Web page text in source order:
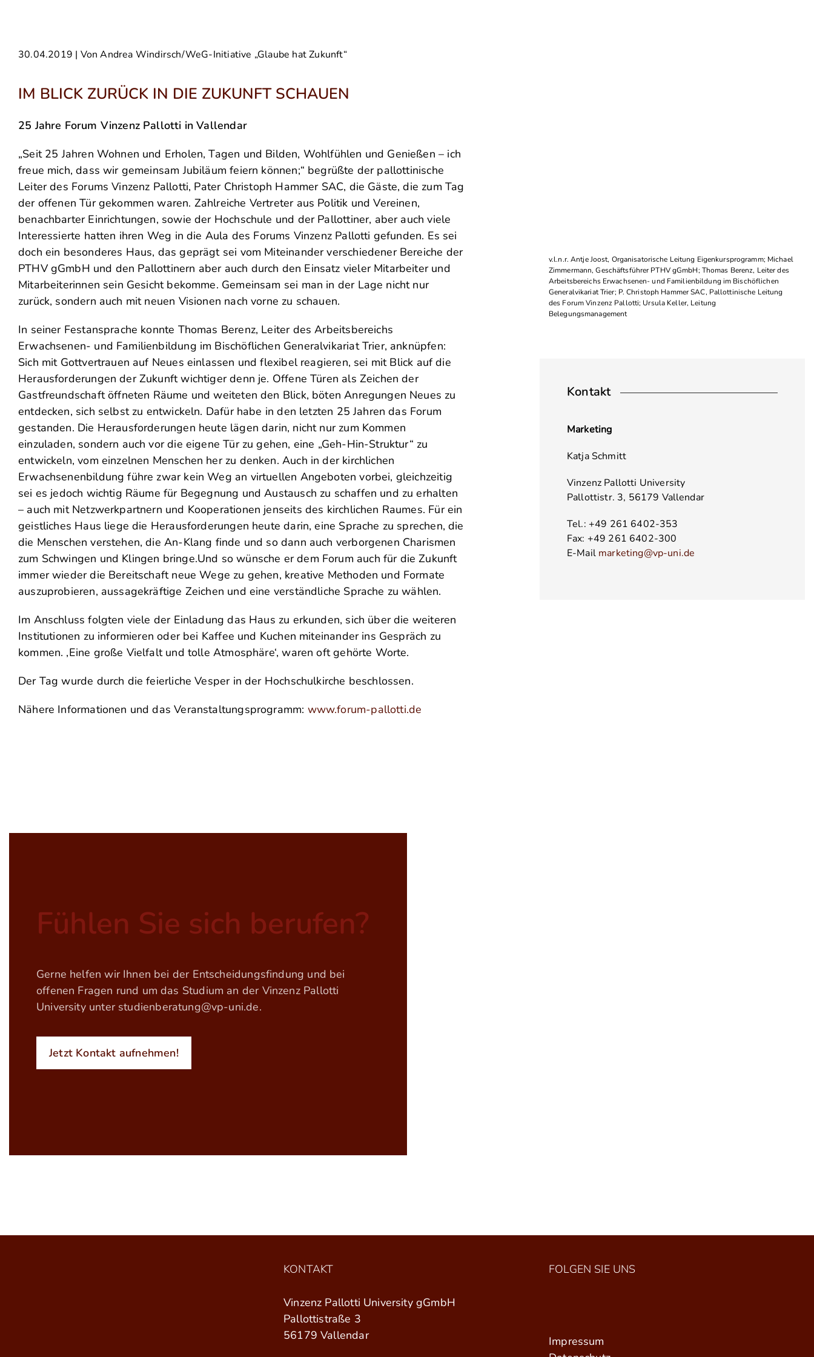
30.04.2019 | Von Andrea Windirsch/WeG-Initiative „Glaube hat Zukunft“
IM BLICK ZURÜCK IN DIE ZUKUNFT SCHAUEN
25 Jahre Forum Vinzenz Pallotti in Vallendar
„Seit 25 Jahren Wohnen und Erholen, Tagen und Bilden, Wohlfühlen und Genießen – ich
freue mich, dass wir gemeinsam Jubiläum feiern können;“ begrüßte der pallottinische
Leiter des Forums Vinzenz Pallotti, Pater Christoph Hammer SAC, die Gäste, die zum Tag
der offenen Tür gekommen waren. Zahlreiche Vertreter aus Politik und Vereinen,
benachbarter Einrichtungen, sowie der Hochschule und der Pallottiner, aber auch viele
Interessierte hatten ihren Weg in die Aula des Forums Vinzenz Pallotti gefunden. Es sei
doch ein besonderes Haus, das geprägt sei vom Miteinander verschiedener Bereiche der
PTHV gGmbH und den Pallottinern aber auch durch den Einsatz vieler Mitarbeiter und
Mitarbeiterinnen sein Gesicht bekomme. Gemeinsam sei man in der Lage nicht nur
zurück, sondern auch mit neuen Visionen nach vorne zu schauen.
In seiner Festansprache konnte Thomas Berenz, Leiter des Arbeitsbereichs
Erwachsenen- und Familienbildung im Bischöflichen Generalvikariat Trier, anknüpfen:
Sich mit Gottvertrauen auf Neues einlassen und flexibel reagieren, sei mit Blick auf die
Herausforderungen der Zukunft wichtiger denn je. Offene Türen als Zeichen der
Gastfreundschaft öffneten Räume und weiteten den Blick, böten Anregungen Neues zu
entdecken, sich selbst zu entwickeln. Dafür habe in den letzten 25 Jahren das Forum
gestanden. Die Herausforderungen heute lägen darin, nicht nur zum Kommen
einzuladen, sondern auch vor die eigene Tür zu gehen, eine „Geh-Hin-Struktur“ zu
entwickeln, vom einzelnen Menschen her zu denken. Auch in der kirchlichen
Erwachsenenbildung führe zwar kein Weg an virtuellen Angeboten vorbei, gleichzeitig
sei es jedoch wichtig Räume für Begegnung und Austausch zu schaffen und zu erhalten
– auch mit Netzwerkpartnern und Kooperationen jenseits des kirchlichen Raumes. Für ein
geistliches Haus liege die Herausforderungen heute darin, eine Sprache zu sprechen, die
die Menschen verstehen, die An-Klang finde und so dann auch verborgenen Charismen
zum Schwingen und Klingen bringe.Und so wünsche er dem Forum auch für die Zukunft
immer wieder die Bereitschaft neue Wege zu gehen, kreative Methoden und Formate
auszuprobieren, aussagekräftige Zeichen und eine verständliche Sprache zu wählen.
Im Anschluss folgten viele der Einladung das Haus zu erkunden, sich über die weiteren
Institutionen zu informieren oder bei Kaffee und Kuchen miteinander ins Gespräch zu
kommen. ‚Eine große Vielfalt und tolle Atmosphäre‘, waren oft gehörte Worte.
Der Tag wurde durch die feierliche Vesper in der Hochschulkirche beschlossen.
Nähere Informationen und das Veranstaltungsprogramm: www.forum-pallotti.de
v.l.n.r. Antje Joost, Organisatorische Leitung Eigenkursprogramm; Michael
Zimmermann, Geschäftsführer PTHV gGmbH; Thomas Berenz, Leiter des
Arbeitsbereichs Erwachsenen- und Familienbildung im Bischöflichen
Generalvikariat Trier; P. Christoph Hammer SAC, Pallottinische Leitung
des Forum Vinzenz Pallotti; Ursula Keller, Leitung
Belegungsmanagement
Kontakt
Marketing
Katja Schmitt
Vinzenz Pallotti University
Pallottistr. 3, 56179 Vallendar
Tel.: +49 261 6402-353
Fax: +49 261 6402-300
E-Mail marketing@vp-uni.de
Fühlen Sie sich berufen?
Gerne helfen wir Ihnen bei der Entscheidungsfindung und bei
offenen Fragen rund um das Studium an der Vinzenz Pallotti
University unter studienberatung@vp-uni.de.
Jetzt Kontakt aufnehmen!
KONTAKT
Vinzenz Pallotti University gGmbH
Pallottistraße 3
56179 Vallendar
FOLGEN SIE UNS
Impressum